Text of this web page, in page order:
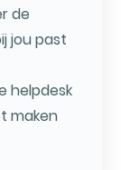
de
jou past
helpdesk
maken